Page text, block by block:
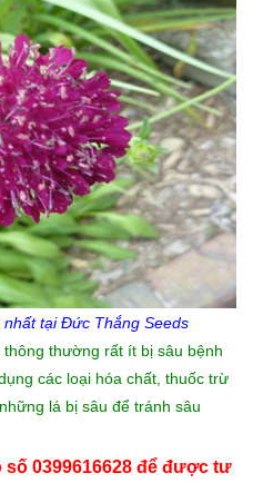
nhất tại Đức Thắng Seeds
thường rất ít bị sâu bệnh
các loại hóa chất, thuốc trừ
lá bị sâu để tránh sâu
0399616628 để được tư